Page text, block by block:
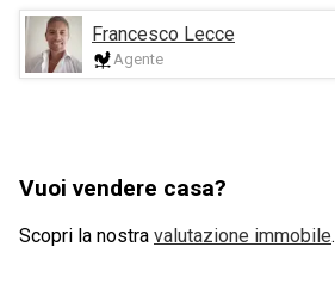
Francesco Lecce
Agente
Vuoi vendere casa?
Scopri la nostra valutazione immobile.